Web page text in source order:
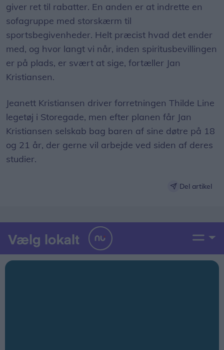
giver ret til rabatter. En anden er at indrette en
sofagruppe med storskærm til
sportsbegivenheder. Helt præcist hvad det ender
med, og hvor langt vi når, inden spiritusbevillingen
er på plads, er svært at sige, fortæller Jan
Kristiansen.
Jeanett Kristiansen driver forretningen Thilde Line
legetøj i Storegade, men efter planen får Jan
Kristiansen selskab bag baren af sine døtre på 18
og 21 år, der gerne vil arbejde ved siden af deres
studier.
Del artikel